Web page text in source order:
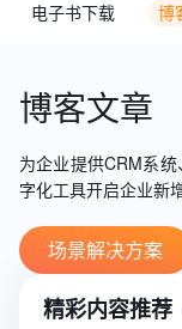
电子书下载 博
博客文章
为企业提供CRM系
字化工具开启企业新
场景解决方案
精彩内容推荐